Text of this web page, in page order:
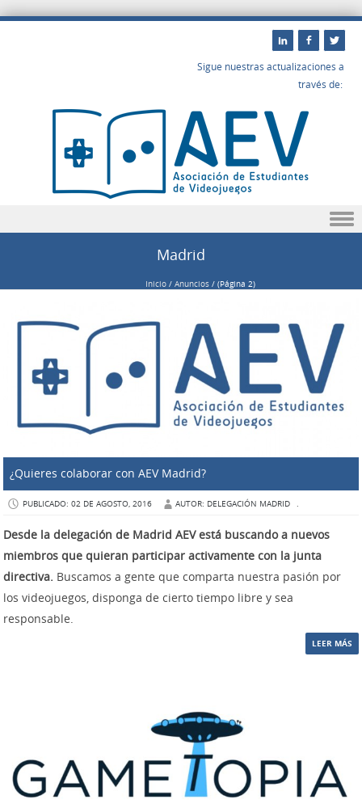
Sigue nuestras actualizaciones a
través de:
Madrid
Inicio /Anuncios /(Página 2)
¿Quieres colaborar con AEV Madrid?
PUBLICADO: 02 DE AGOSTO, 2016 AUTOR: DELEGACIÓN MADRID .
Desde la delegación de Madrid AEV está buscando a nuevos
miembros que quieran participar activamente con la junta
directiva. Buscamos a gente que comparta nuestra pasión por
los videojuegos, disponga de cierto tiempo libre y sea
responsable.
LEER MÁS